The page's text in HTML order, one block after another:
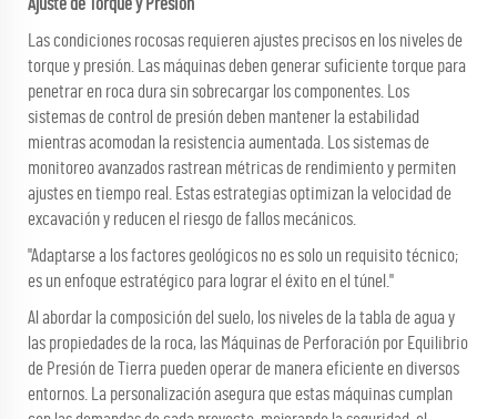
Ajuste de Torque y Presión
Las condiciones rocosas requieren ajustes precisos en los niveles de
torque y presión. Las máquinas deben generar suficiente torque para
penetrar en roca dura sin sobrecargar los componentes. Los
sistemas de control de presión deben mantener la estabilidad
mientras acomodan la resistencia aumentada. Los sistemas de
monitoreo avanzados rastrean métricas de rendimiento y permiten
ajustes en tiempo real. Estas estrategias optimizan la velocidad de
excavación y reducen el riesgo de fallos mecánicos.
"Adaptarse a los factores geológicos no es solo un requisito técnico;
es un enfoque estratégico para lograr el éxito en el túnel."
Al abordar la composición del suelo, los niveles de la tabla de agua y
las propiedades de la roca, las Máquinas de Perforación por Equilibrio
de Presión de Tierra pueden operar de manera eficiente en diversos
entornos. La personalización asegura que estas máquinas cumplan